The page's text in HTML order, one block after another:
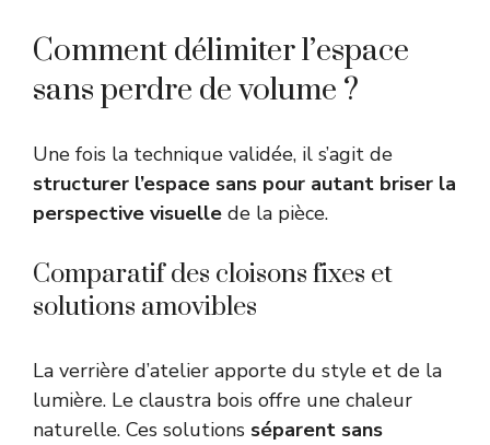
Comment délimiter l’espace
sans perdre de volume ?
Une fois la technique validée, il s’agit de
structurer l’espace sans pour autant briser la
perspective visuelle de la pièce.
Comparatif des cloisons fixes et
solutions amovibles
La verrière d’atelier apporte du style et de la
lumière. Le claustra bois offre une chaleur
naturelle. Ces solutions séparent sans